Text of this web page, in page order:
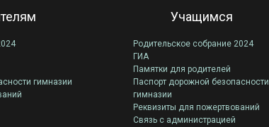
гимназии
Учащимся
Родительское собрание 2024
ГИА
Памятки для родителей
Паспорт дорожной безопасности
гимназии
Реквизиты для пожертвований
Связь с администрацией